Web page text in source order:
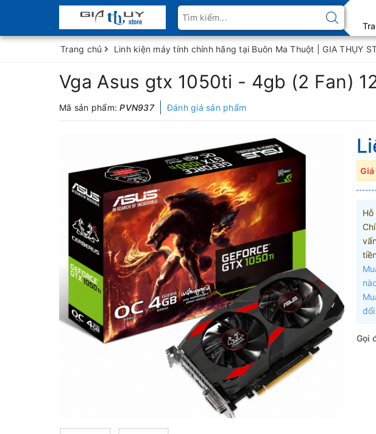
Trang chủ Linh kiện máy tính chính hãng tại Buôn Ma Thuột | GIA THỤY
Vga Asus gtx 1050ti - 4gb (2 Fan)
Mã sản phẩm:PVN937 Đánh giá sản phẩm
Gọi